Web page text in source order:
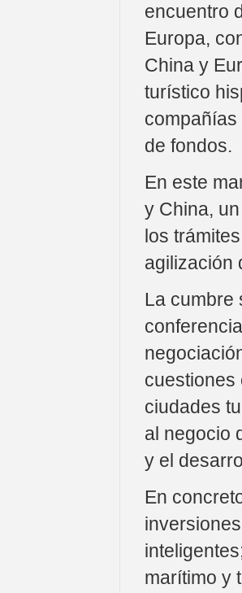
encuentro
Europa,
China y
turístico
de fondos.
En este
y China,
los
agilización
La cumbre
cuestiones
ciudades
al negocio
y el
En
marítimo y